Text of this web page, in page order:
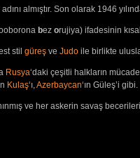
almıştır. Son olarak 1946
bezorujiya) ifadesinin
stilgüreş veJudo ile birlikte
Rusya‘daki çeşitli halkların
Kulaş‘ı,Azerbaycan‘ın Güleş’i gibi.
ve her askerin savaş